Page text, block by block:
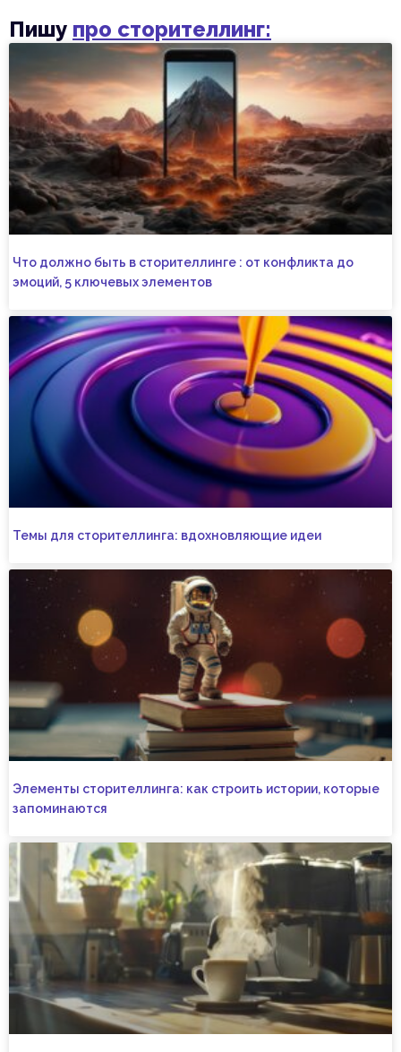
Пишу про сторителлинг:
Что должно быть в сторителлинге : от конфликта до
эмоций, 5 ключевых элементов
Темы для сторителлинга: вдохновляющие идеи
Элементы сторителлинга: как строить истории, которые
запоминаются